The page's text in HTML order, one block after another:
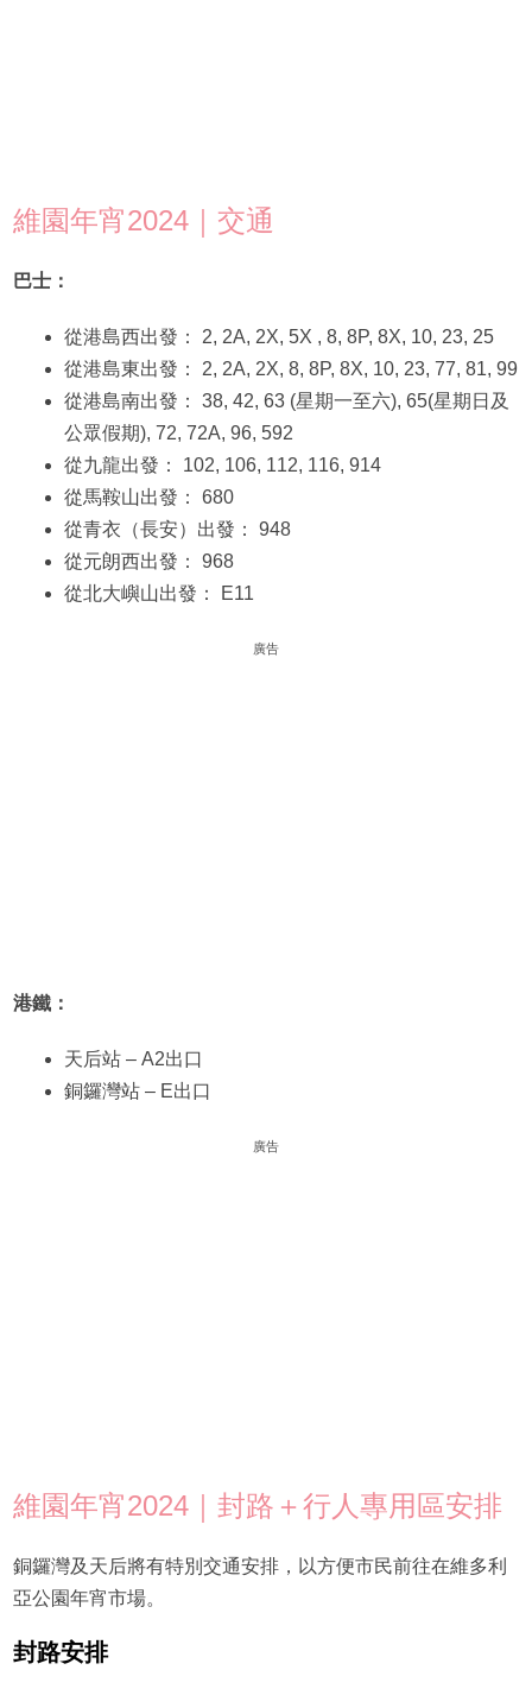
維園年宵2024｜交通
巴士：
從港島西出發： 2, 2A, 2X, 5X , 8, 8P, 8X, 10, 23, 25
從港島東出發： 2, 2A, 2X, 8, 8P, 8X, 10, 23, 77, 81, 99
從港島南出發： 38, 42, 63 (星期一至六), 65(星期日及
公眾假期), 72, 72A, 96, 592
從九龍出發： 102, 106, 112, 116, 914
從馬鞍山出發： 680
從青衣（長安）出發： 948
從元朗西出發： 968
從北大嶼山出發： E11
廣告
港鐵：
天后站 – A2出口
銅鑼灣站 – E出口
廣告
維園年宵2024｜封路＋行人專用區安排
銅鑼灣及天后將有特別交通安排，以方便市民前往在維多利
亞公園年宵市場。
封路安排